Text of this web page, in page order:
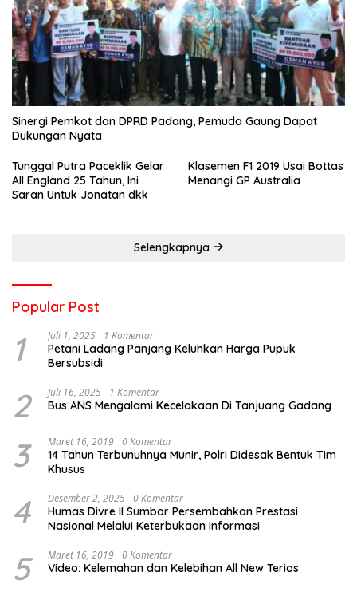
Sinergi Pemkot dan DPRD Padang, Pemuda Gaung Dapat
Dukungan Nyata
Tunggal Putra Paceklik Gelar
All England 25 Tahun, Ini
Saran Untuk Jonatan dkk
Klasemen F1 2019 Usai Bottas
Menangi GP Australia
Selengkapnya
Popular Post
1 Juli 1, 2025 1 Komentar
Petani Ladang Panjang Keluhkan Harga Pupuk
Bersubsidi
2 Juli 16, 2025 1 Komentar
Bus ANS Mengalami Kecelakaan Di Tanjuang Gadang
3 Maret 16, 2019 0 Komentar
14 Tahun Terbunuhnya Munir, Polri Didesak Bentuk Tim
Khusus
4 Desember 2, 2025 0 Komentar
Humas Divre II Sumbar Persembahkan Prestasi
Nasional Melalui Keterbukaan Informasi
5 Maret 16, 2019 0 Komentar
Video: Kelemahan dan Kelebihan All New Terios